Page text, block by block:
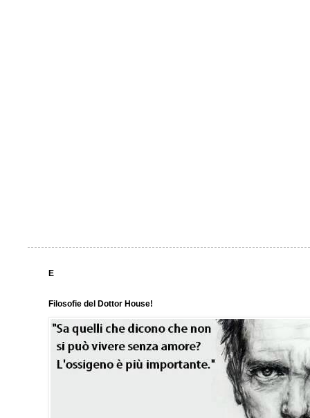
E
Filosofie del Dottor House!